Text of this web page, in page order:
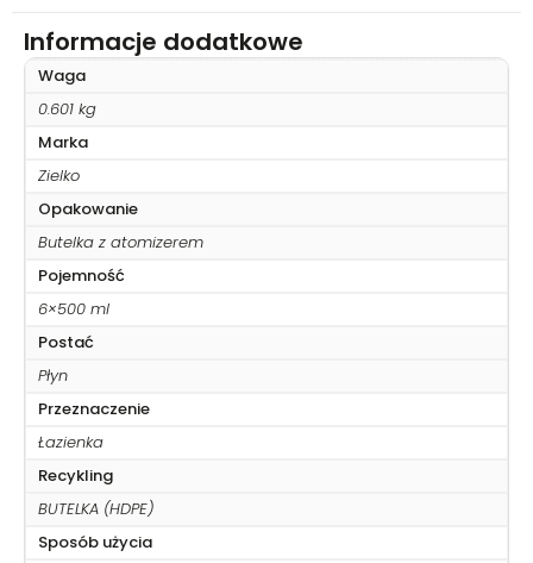
Informacje dodatkowe
Waga
0.601 kg
Marka
Zielko
Opakowanie
Butelka z atomizerem
Pojemność
6×500 ml
Postać
Płyn
Przeznaczenie
Łazienka
Recykling
BUTELKA (HDPE)
Sposób użycia